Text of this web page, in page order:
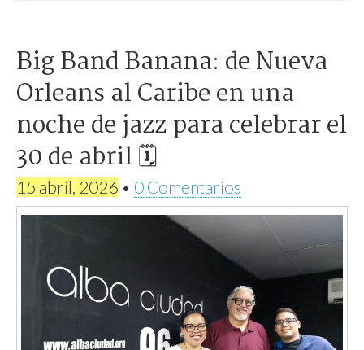
Big Band Banana: de Nueva
Orleans al Caribe en una
noche de jazz para celebrar el
30 de abril 🗓
15 abril, 2026 • 0 Comentarios